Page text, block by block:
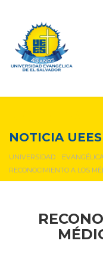
NOTICIA UEES
UNIVERSIDAD
RECONOCIMIENTO A LOS